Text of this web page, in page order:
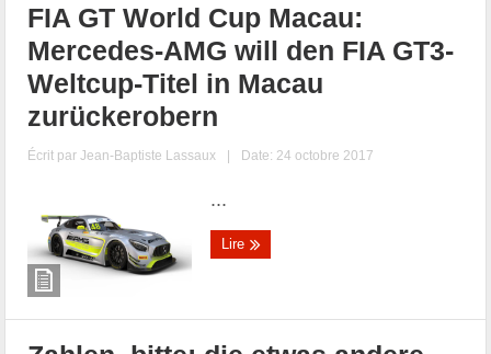
FIA GT World Cup Macau:
Mercedes-AMG will den FIA GT3-
Weltcup-Titel in Macau
zurückerobern
Écrit parJean-Baptiste Lassaux | Date: 24 octobre 2017
...
Lire